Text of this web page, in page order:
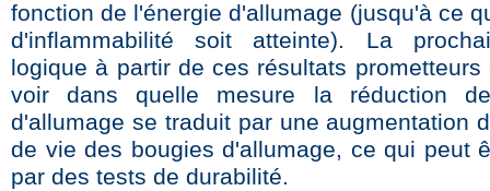
fonction de l'énergie d'allumage (jusqu'à ce
d'inflammabilité soit atteinte). La
logique à partir de ces résultats prometteurs
voir dans quelle mesure la réduction
d'allumage se traduit par une augmentation
de vie des bougies d'allumage, ce qui peut
par des tests de durabilité.